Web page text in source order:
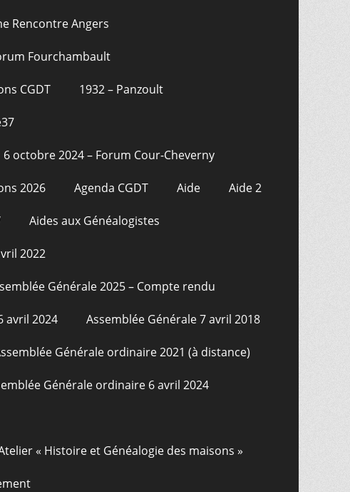
Rencontre Angers
Fourchambault
CGDT 1932 – Panzoult
6 octobre 2024 – Forum Cour-Cheverny
2026 Agenda CGDT Aide Aide 2
Aides aux Généalogistes
2022
Générale 2025 – Compte rendu
avril 2024 Assemblée Générale 7 avril 2018
Générale ordinaire 2021 (à distance)
Générale ordinaire 6 avril 2024
« Histoire et Généalogie des maisons »